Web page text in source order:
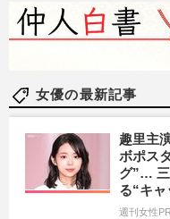
女優の最新記事
趣里主
ボポス
グ”… 三
る“キ
週刊女性